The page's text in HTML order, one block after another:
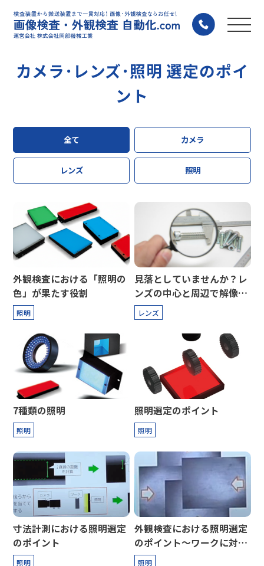
カメラ･レンズ･照明 選定のポイ
ント
全て カメラ
レンズ 照明
外観検査における「照明の
色」が果たす役割
照明
見落としていませんか？レ
ンズの中心と周辺で解像力
はこんなに違う！
レンズ
7種類の照明
照明
照明選定のポイント
照明
寸法計測における照明選定
のポイント
照明
外観検査における照明選定
のポイント～ワークに対し
て凹凸がある場合～
照明